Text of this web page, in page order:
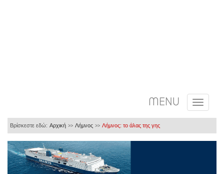
MENU
Βρίσκεστε εδώ: Αρχική >> Λήμνος >> Λήμνος: το άλας της γης